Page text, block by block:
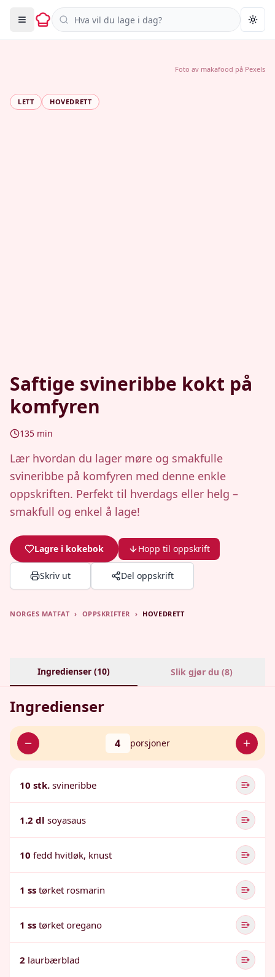
Søk i oppskrifter
LETT HOVEDRETT
Saftige svineribbe kokt på
komfyren
135 min
Lær hvordan du lager møre og smakfulle
svineribbe på komfyren med denne enkle
oppskriften. Perfekt til hverdags eller helg –
smakfull og enkel å lage!
Lagre i kokebok Hopp til oppskrift
Skriv ut Del oppskrift
Foto av makafood på Pexels
NORGES MATFAT › OPPSKRIFTER › HOVEDRETT
Ingredienser (10) Slik gjør du (8)
Ingredienser
4 porsjoner
10 stk. svineribbe
1.2 dl soyasaus
10 fedd hvitløk, knust
1 ss tørket rosmarin
1 ss tørket oregano
2 laurbærblad